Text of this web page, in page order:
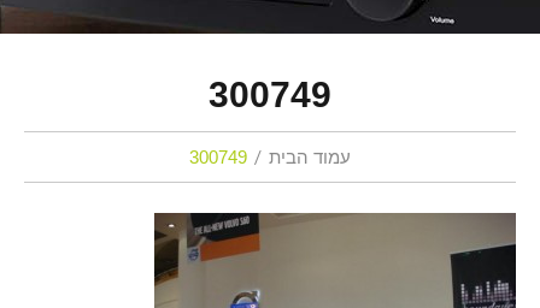
300749
עמוד הבית 300749